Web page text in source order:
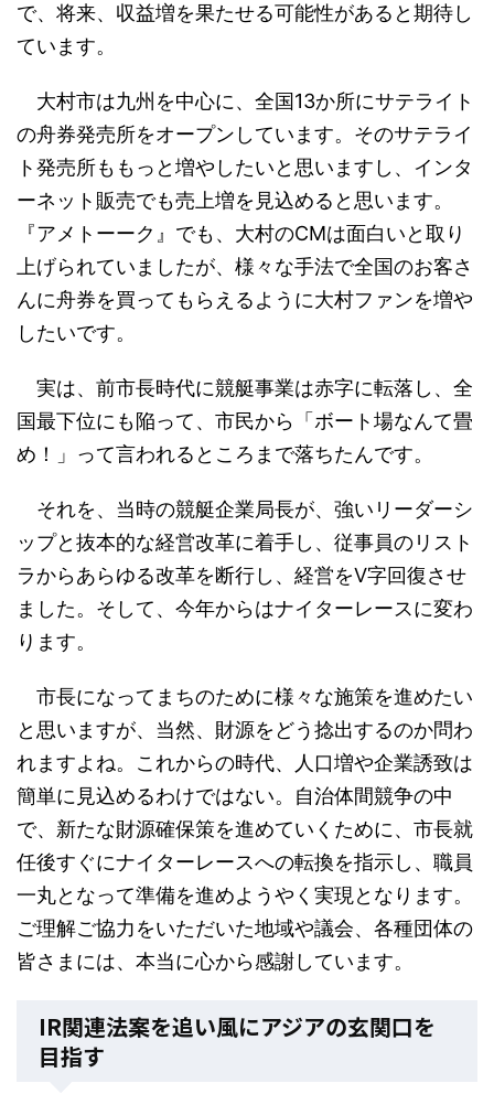
で、将来、収益増を果たせる可能性があると期待し
ています。
大村市は九州を中心に、全国13か所にサテライト
の舟券発売所をオープンしています。そのサテライ
ト発売所ももっと増やしたいと思いますし、インタ
ーネット販売でも売上増を見込めると思います。
『アメトーーク』でも、大村のCMは面白いと取り
上げられていましたが、様々な手法で全国のお客さ
んに舟券を買ってもらえるように大村ファンを増や
したいです。
実は、前市長時代に競艇事業は赤字に転落し、全
国最下位にも陥って、市民から「ボート場なんて畳
め！」って言われるところまで落ちたんです。
それを、当時の競艇企業局長が、強いリーダーシ
ップと抜本的な経営改革に着手し、従事員のリスト
ラからあらゆる改革を断行し、経営をⅤ字回復させ
ました。そして、今年からはナイターレースに変わ
ります。
市長になってまちのために様々な施策を進めたい
と思いますが、当然、財源をどう捻出するのか問わ
れますよね。これからの時代、人口増や企業誘致は
簡単に見込めるわけではない。自治体間競争の中
で、新たな財源確保策を進めていくために、市長就
任後すぐにナイターレースへの転換を指示し、職員
一丸となって準備を進めようやく実現となります。
ご理解ご協力をいただいた地域や議会、各種団体の
皆さまには、本当に心から感謝しています。
IR関連法案を追い風にアジアの玄関口を
目指す